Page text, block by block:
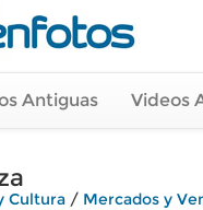
Antiguas Videos
Cultura / Mercados y